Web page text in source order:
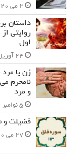
2 می 2020
داستان
روایتی
اول
24 آوریل 2022
زن یا
نامحرم
و مرد
5 نوامبر 2024
فضیلت و
27 می 2020